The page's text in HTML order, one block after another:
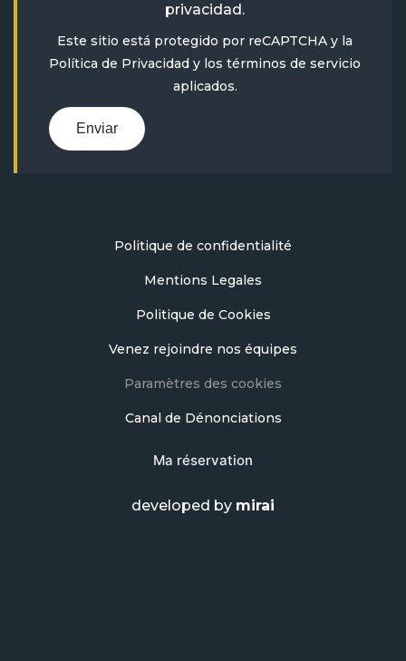
privacidad .
Este sitio está protegido por reCAPTCHA y la
Política de Privacidad y los términos de servicio
aplicados.
Enviar
Politique de confidentialité
Mentions Legales
Politique de Cookies
Venez rejoindre nos équipes
Paramètres des cookies
Canal de Dénonciations
Ma réservation
developed by mirai